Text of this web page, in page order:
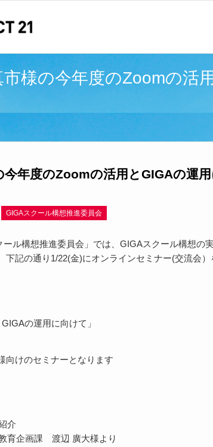
市様の今年度のZoomの
今年度のZoomの活用とGIGAの運
GIGAスクール構想推進委員会
ル構想推進委員会」では、GIGAスクール構想の
下記の通り1/22(金)にオンラインセミナー(交流会
の運用に向けて」
向けのセミナーとなります
介
企画課 渡辺 廣大様より